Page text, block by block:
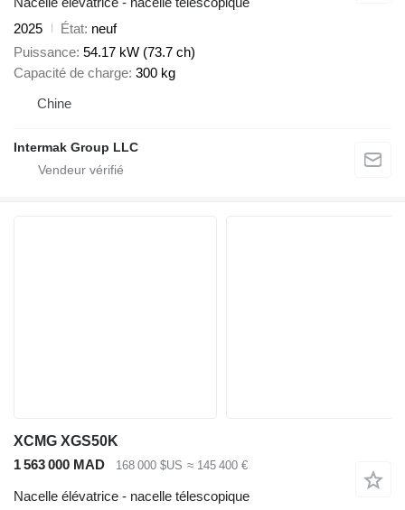
2025
État neuf
Puissance 54.17 kW (73.7 ch)
Capacité de charge 300 kg
Chine
Intermak Group LLC
XCMG XGS50K
1 563 000 MAD
168 000 $US ≈ 145 400 €
Nacelle élévatrice - nacelle télescopique